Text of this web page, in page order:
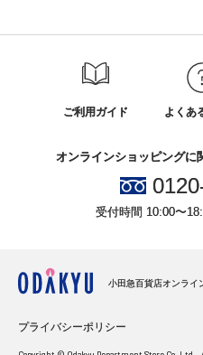
ご利用ガイド よくあ
オンラインショッピングに
受付時間 10:00〜
小田急百貨店オンライ
プライバシーポリシー